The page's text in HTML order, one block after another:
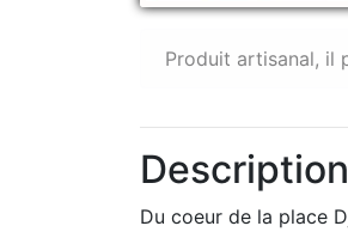
Produit artisanal, il
Du coeur de la place